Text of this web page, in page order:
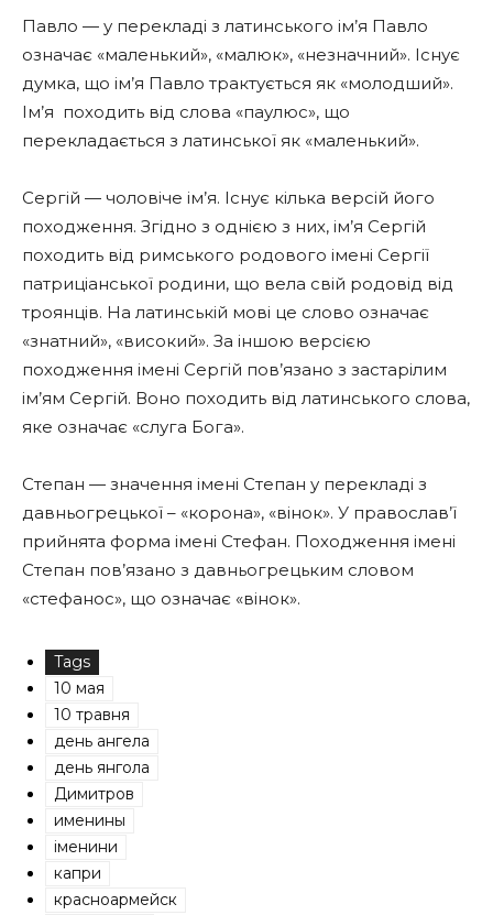
Павло — у перекладі з латинського ім’я Павло
означає «маленький», «малюк», «незначний». Існує
думка, що ім’я Павло трактується як «молодший».
Ім’я походить від слова «паулюс», що
перекладається з латинської як «маленький».
Сергій — чоловіче ім’я. Існує кілька версій його
походження. Згідно з однією з них, ім’я Сергій
походить від римського родового імені Сергії
патриціанської родини, що вела свій родовід від
троянців. На латинській мові це слово означає
«знатний», «високий». За іншою версією
походження імені Сергій пов’язано з застарілим
ім’ям Сергій. Воно походить від латинського слова,
яке означає «слуга Бога».
Степан — значення імені Степан у перекладі з
давньогрецької – «корона», «вінок». У православ’ї
прийнята форма імені Стефан. Походження імені
Степан пов’язано з давньогрецьким словом
«стефанос», що означає «вінок».
Tags
10 мая
10 травня
день ангела
день янгола
Димитров
именины
іменини
капри
красноармейск